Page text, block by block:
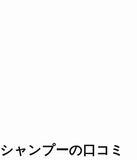
ャンプーの口コミ